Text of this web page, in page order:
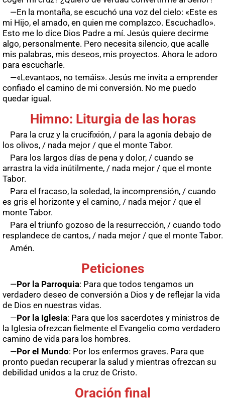
—En la montaña, se escuchó una voz del cielo: «Este es
mi Hijo, el amado, en quien me complazco. Escuchadlo».
Esto me lo dice Dios Padre a mí. Jesús quiere decirme
algo, personalmente. Pero necesita silencio, que acalle
mis palabras, mis deseos, mis proyectos. Ahora le adoro
para escucharle.
—«Levantaos, no temáis». Jesús me invita a emprender
confiado el camino de mi conversión. No me puedo
quedar igual.
Himno: Liturgia de las horas
Para la cruz y la crucifixión, / para la agonía debajo de
los olivos, / nada mejor / que el monte Tabor.
Para los largos días de pena y dolor, / cuando se
arrastra la vida inútilmente, / nada mejor / que el monte
Tabor.
Para el fracaso, la soledad, la incomprensión, / cuando
es gris el horizonte y el camino, / nada mejor / que el
monte Tabor.
Para el triunfo gozoso de la resurrección, / cuando todo
resplandece de cantos, / nada mejor / que el monte Tabor.
Amén.
Peticiones
—Por la Parroquia: Para que todos tengamos un
verdadero deseo de conversión a Dios y de reflejar la vida
de Dios en nuestras vidas.
—Por la Iglesia: Para que los sacerdotes y ministros de
la Iglesia ofrezcan fielmente el Evangelio como verdadero
camino de vida para los hombres.
—Por el Mundo: Por los enfermos graves. Para que
pronto puedan recuperar la salud y mientras ofrezcan su
debilidad unidos a la cruz de Cristo.
Oración final